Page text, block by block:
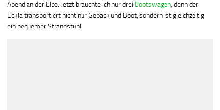
Abend an der Elbe. Jetzt bräuchte ich nur drei Bootswagen, denn der
Eckla transportiert nicht nur Gepäck und Boot, sondern ist gleichzeitig
ein bequemer Strandstuhl.